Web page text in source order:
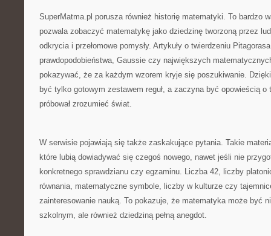
SuperMatma.pl porusza również historię matematyki. To bardzo
pozwala zobaczyć matematykę jako dziedzinę tworzoną przez
odkrycia i przełomowe pomysły. Artykuły o twierdzeniu
prawdopodobieństwa, Gaussie czy największych
pokazywać, że za każdym wzorem kryje się poszukiwanie.
być tylko gotowym zestawem reguł, a zaczyna być opowieścią o
próbował zrozumieć świat.
W serwisie pojawiają się także zaskakujące pytania. Takie
które lubią dowiadywać się czegoś nowego, nawet jeśli nie
konkretnego sprawdzianu czy egzaminu. Liczba 42, liczby
równania, matematyczne symbole, liczby w kulturze czy
zainteresowanie nauką. To pokazuje, że matematyka może być
szkolnym, ale również dziedziną pełną anegdot.